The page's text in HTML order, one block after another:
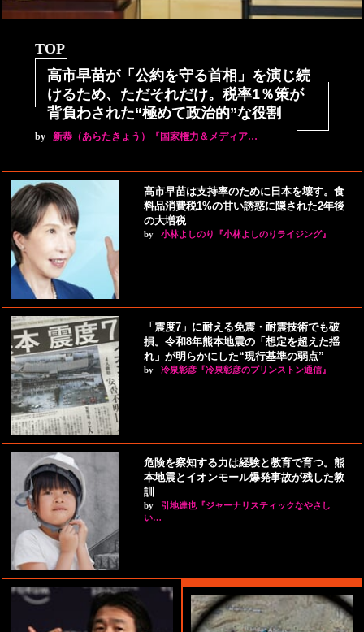
TOP
高市早苗が「公約を守る首相」を演じ続
けるため、ただそれだけ。税率1％策が
背負わされた“極めて政治的”な役割
by 新恭（あらたきょう）『国家権力＆メディア…
高市早苗は支持率のために日本を壊す。食
料品消費税1%の甘い誘惑に隠された2年後
の大増税
by 小林よしのり『小林よしのりライジング』
「震度7」に耐える免震・耐震技術でも破
損。令和8年熊本地震の「想定を超えた揺
れ」が明らかにした“現行基準の弱点”
by 冷泉彰彦『冷泉彰彦のプリンストン通信』
危険を察知する力は経験と教育で育つ。熊
本地震とイオンモール爆発事故が残した教
訓
by
引地達也『ジャーナリスティックなやさし
い…